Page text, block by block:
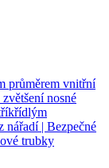
průměrem vnitřní
nosné
nářadí | Bezpečné
trubky